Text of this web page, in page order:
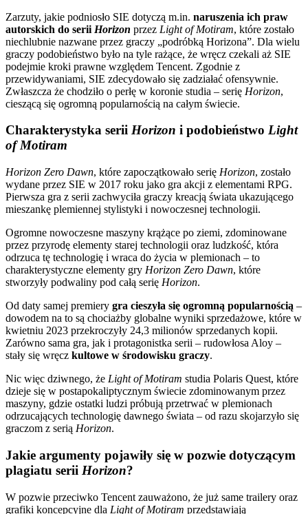
Zarzuty, jakie podniosło SIE dotyczą m.in. naruszenia ich praw
autorskich do serii Horizon przez Light of Motiram, które zostało
niechlubnie nazwane przez graczy „podróbką Horizona”. Dla wielu
graczy podobieństwo było na tyle rażące, że wręcz czekali aż SIE
podejmie kroki prawne względem Tencent. Zgodnie z
przewidywaniami, SIE zdecydowało się zadziałać ofensywnie.
Zwłaszcza że chodziło o perłę w koronie studia – serię Horizon,
cieszącą się ogromną popularnością na całym świecie.
Charakterystyka serii Horizon i podobieństwo Light
of Motiram
Horizon Zero Dawn, które zapoczątkowało serię Horizon, zostało
wydane przez SIE w 2017 roku jako gra akcji z elementami RPG.
Pierwsza gra z serii zachwyciła graczy kreacją świata ukazującego
mieszankę plemiennej stylistyki i nowoczesnej technologii.
Ogromne nowoczesne maszyny krążące po ziemi, zdominowane
przez przyrodę elementy starej technologii oraz ludzkość, która
odrzuca tę technologię i wraca do życia w plemionach – to
charakterystyczne elementy gry Horizon Zero Dawn, które
stworzyły podwaliny pod całą serię Horizon.
Od daty samej premiery gra cieszyła się ogromną popularnością –
dowodem na to są chociażby globalne wyniki sprzedażowe, które w
kwietniu 2023 przekroczyły 24,3 milionów sprzedanych kopii.
Zarówno sama gra, jak i protagonistka serii – rudowłosa Aloy –
stały się wręcz kultowe w środowisku graczy.
Nic więc dziwnego, że Light of Motiram studia Polaris Quest, które
dzieje się w postapokaliptycznym świecie zdominowanym przez
maszyny, gdzie ostatki ludzi próbują przetrwać w plemionach
odrzucających technologię dawnego świata – od razu skojarzyło się
graczom z serią Horizon.
Jakie argumenty pojawiły się w pozwie dotyczącym
plagiatu serii Horizon?
W pozwie przeciwko Tencent zauważono, że już same trailery oraz
grafiki koncepcyjne dla Light of Motiram przedstawiają